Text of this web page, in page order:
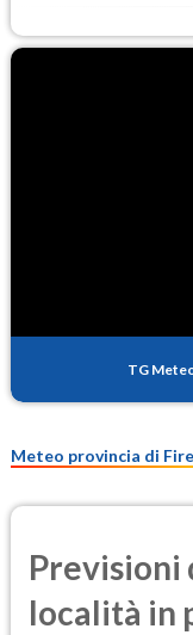
TG
Meteo provincia di
Previsioni
località in